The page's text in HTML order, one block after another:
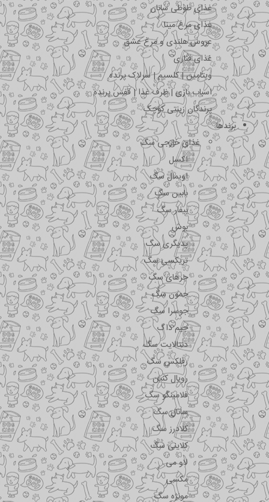
غذای طوطی سانان
غذای مرغ مینا
عروس هلندی و مرغ عشق
غذای قناری
ویتامین | کلسیم | سرلاک پرنده
اسباب بازی | ظرف غذا | قفس پرنده
پرندگان زینتی کوچک
برندها
غذای خارجی سگ
اکسل
اویمال سگ
بابین سگ
بیفار سگ
بوش
پدیگری سگ
تریکسی سگ
جرهای سگ
جمون سگ
جوسرا سگ
جیم داگ
دنتالایت سگ
رفلکس سگ
رویال کنین
فلامینگو سگ
سانال سگ
کلادرز سگ
کلاینی سگ
لاو می
مکسی
مونژه سگ